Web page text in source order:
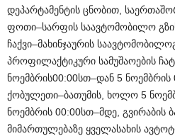
დეპარტამენტის ცნობით,
ფოთი–სარფის საავტომობილო
ჩაქვი–მახინჯაურის საავტომობილო
პროფილაქტიკური სამუშაოების
ნოემბრის00:00სთ–დან 5 ნოემბრის
ქობულეთი–ბათუმის, ხოლო 5
ნოემბრის 00:00სთ–მდე, გვირაბის
მიმართულებაზე ყველასახის